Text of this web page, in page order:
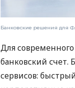
Банковские решения для
Для
банковский счет.
сервисов: